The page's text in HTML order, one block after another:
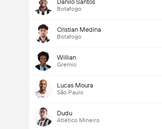
Danilo Santos
Botafogo
Cristian Medina
Botafogo
Willian
Gremio
Lucas Moura
São Paulo
Dudu
Atlético Mineiro